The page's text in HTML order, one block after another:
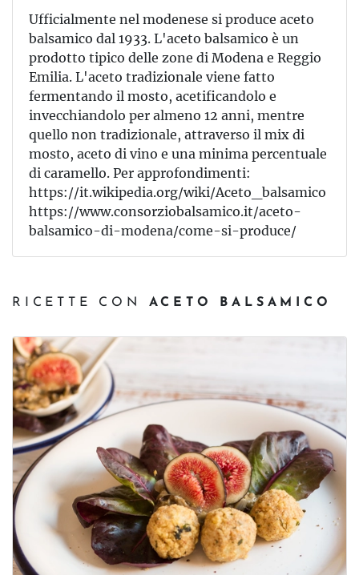
Ufficialmente nel modenese si produce aceto
balsamico dal 1933. L'aceto balsamico è un
prodotto tipico delle zone di Modena e Reggio
Emilia. L'aceto tradizionale viene fatto
fermentando il mosto, acetificandolo e
invecchiandolo per almeno 12 anni, mentre
quello non tradizionale, attraverso il mix di
mosto, aceto di vino e una minima percentuale
di caramello. Per approfondimenti:
https://it.wikipedia.org/wiki/Aceto_balsamico
https://www.consorziobalsamico.it/aceto-
balsamico-di-modena/come-si-produce/
RICETTE CON ACETO BALSAMICO